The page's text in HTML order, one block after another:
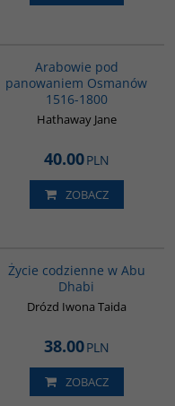
Arabowie pod
panowaniem Osmanów
1516-1800
Hathaway Jane
40.00PLN
ZOBACZ
Życie codzienne w Abu
Dhabi
Drózd Iwona Taida
38.00PLN
ZOBACZ